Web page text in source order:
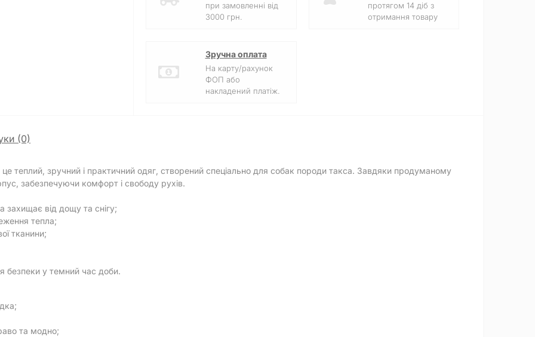
при замовленні від
3000 грн.
протягом 14 діб з
отримання товару
Зручна оплата
На карту/рахунок
ФОП або
накладений платіж.
(0)
теплий, зручний і практичний одяг, створений спеціально для собак породи такса. Завдяки продуманому
забезпечуючи комфорт і свободу рухів.
захищає від дощу та снігу;
тепла;
тканини;
безпеки у темний час доби.
та модно;